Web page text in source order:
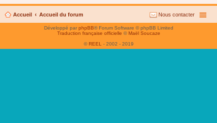
Accueil Accueil du forum Nous contacter
Développé parphpBB® Forum Software © phpBB Limited
Traduction française officielle © Maël Soucaze
© REEL - 2002 - 2019